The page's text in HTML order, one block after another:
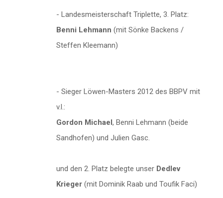
- Landesmeisterschaft Triplette, 3. Platz:
Benni Lehmann (mit Sönke Backens /
Steffen Kleemann)
- Sieger Löwen-Masters 2012 des BBPV mit
v.l.:
Gordon Michael, Benni Lehmann (beide
Sandhofen) und Julien Gasc.
und den 2. Platz belegte unser Dedlev
Krieger (mit Dominik Raab und Toufik Faci)